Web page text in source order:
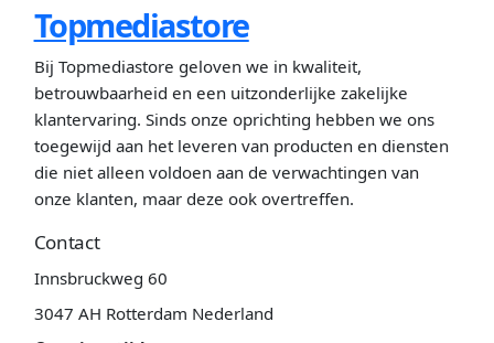
Topmediastore
Bij Topmediastore geloven we in kwaliteit,
betrouwbaarheid en een uitzonderlijke zakelijke
klantervaring. Sinds onze oprichting hebben we ons
toegewijd aan het leveren van producten en diensten
die niet alleen voldoen aan de verwachtingen van
onze klanten, maar deze ook overtreffen.
Contact
Innsbruckweg 60
3047 AH Rotterdam Nederland